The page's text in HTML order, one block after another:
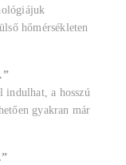
hőmérsékleten
indulhat, a hosszú
gyakran már